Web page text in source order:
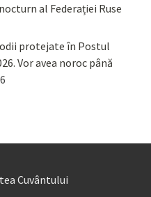
al Federației Ruse
protejate în Postul
Vor avea noroc până
Cuvântului